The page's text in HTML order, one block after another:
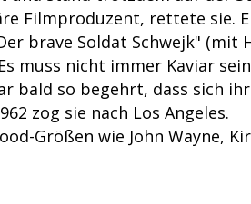
Filmproduzent, rettete sie.
brave Soldat Schwejk" (mit
muss nicht immer Kaviar
bald so begehrt, dass sich
zog sie nach Los Angeles.
Größen wie John Wayne,